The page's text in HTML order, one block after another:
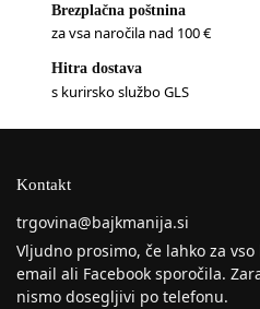
Brezplačna poštnina
za vsa naročila nad 100 €
Hitra dostava
s kurirsko službo GLS
Kontakt
trgovina@bajkmanija.si
Vljudno prosimo, če lahko za
email ali Facebook sporočila.
nismo dosegljivi po telefonu.